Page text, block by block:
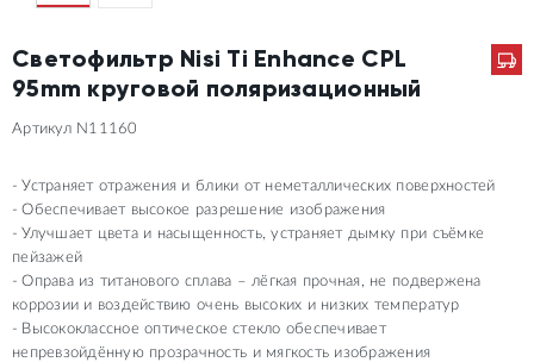
Светофильтр Nisi Ti Enhance CPL
95mm круговой поляризационный
Артикул N11160
Устраняет отражения и блики от неметаллических поверхностей
Обеспечивает высокое разрешение изображения
Улучшает цвета и насыщенность, устраняет дымку при съёмке
пейзажей
Оправа из титанового сплава – лёгкая прочная, не подвержена
коррозии и воздействию очень высоких и низких температур
Высококлассное оптическое стекло обеспечивает
непревзойдённую прозрачность и мягкость изображения